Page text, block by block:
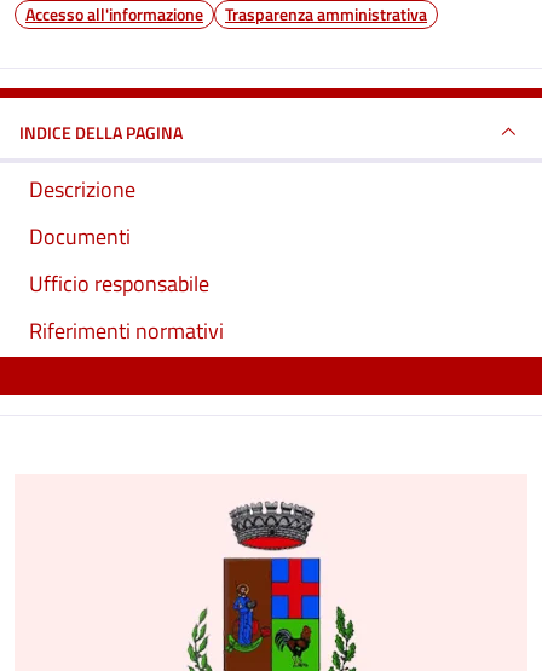
Accesso all'informazione Trasparenza amministrativa
INDICE DELLA PAGINA
Descrizione
Documenti
Ufficio responsabile
Riferimenti normativi